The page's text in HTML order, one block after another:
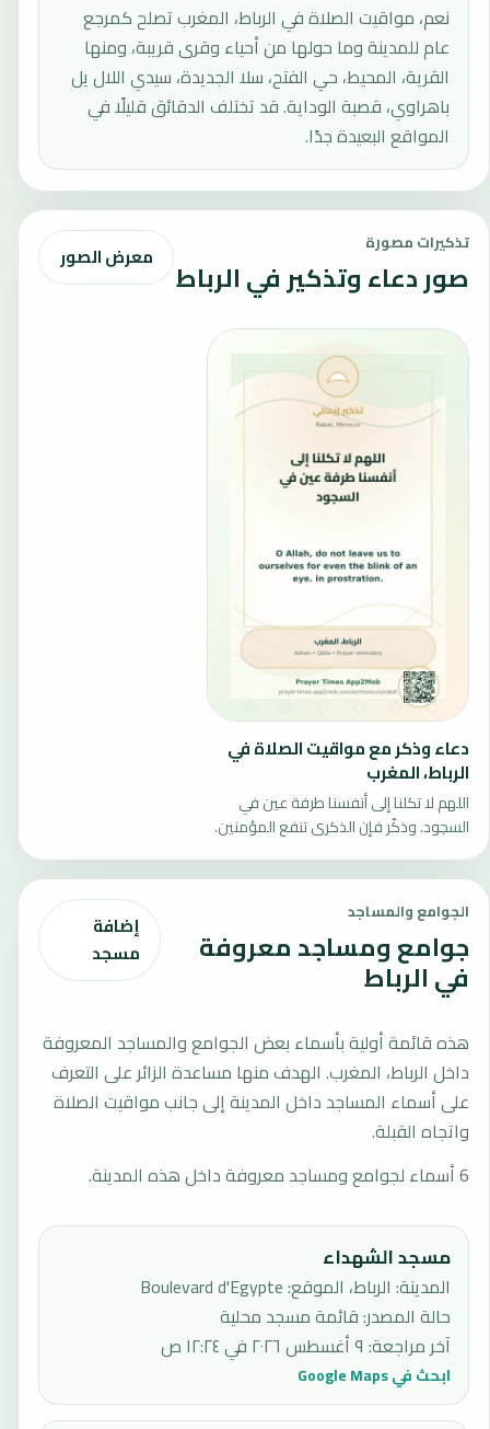
نعم، مواقيت الصلاة في الرباط، المغرب تصلح كمرجع
عام للمدينة وما حولها من أحياء وقرى قريبة، ومنها
القرية، المحيط، حي الفتح، سلا الجديدة، سيدي اللال يل
باهراوي، قصبة الوداية. قد تختلف الدقائق قليلًا في
المواقع البعيدة جدًا.
تذكيرات مصورة
صور دعاء وتذكير في الرباط معرض الصور
دعاء وذكر مع مواقيت الصلاة في
الرباط، المغرب
اللهم لا تكلنا إلى أنفسنا طرفة عين في
السجود. وذكّر فإن الذكرى تنفع المؤمنين.
الجوامع والمساجد
جوامع ومساجد معروفة
في الرباط
إضافة
مسجد
هذه قائمة أولية بأسماء بعض الجوامع والمساجد المعروفة
داخل الرباط، المغرب. الهدف منها مساعدة الزائر على التعرف
على أسماء المساجد داخل المدينة إلى جانب مواقيت الصلاة
واتجاه القبلة.
6 أسماء لجوامع ومساجد معروفة داخل هذه المدينة.
مسجد الشهداء
المدينة: الرباط، الموقع: Boulevard d'Egypte
حالة المصدر:قائمة مسجد محلية
آخر مراجعة: ٩ أغسطس ٢٠٢٦ في ١٢:٢٤ ص
ابحث في Google Maps